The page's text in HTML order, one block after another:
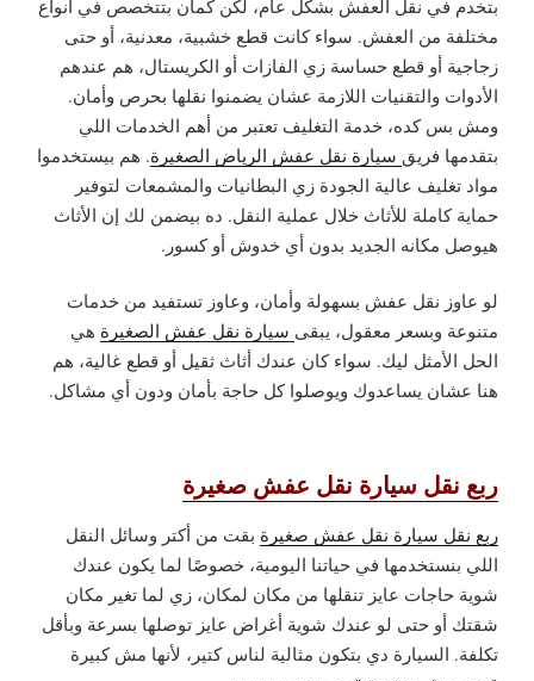
بتخدم في نقل العفش بشكل عام، لكن كمان بتتخصص في أنواع
مختلفة من العفش. سواء كانت قطع خشبية، معدنية، أو حتى
زجاجية أو قطع حساسة زي الفازات أو الكريستال، هم عندهم
الأدوات والتقنيات اللازمة عشان يضمنوا نقلها بحرص وأمان.
ومش بس كده، خدمة التغليف تعتبر من أهم الخدمات اللي
بتقدمها فريق سيارة نقل عفش الرياض الصغيرة. هم بيستخدموا
مواد تغليف عالية الجودة زي البطانيات والمشمعات لتوفير
حماية كاملة للأثاث خلال عملية النقل. ده بيضمن لك إن الأثاث
هيوصل مكانه الجديد بدون أي خدوش أو كسور.
لو عاوز نقل عفش بسهولة وأمان، وعاوز تستفيد من خدمات
متنوعة وبسعر معقول، يبقى سيارة نقل عفش الصغيرة هي
الحل الأمثل ليك. سواء كان عندك أثاث ثقيل أو قطع غالية، هم
هنا عشان يساعدوك ويوصلوا كل حاجة بأمان ودون أي مشاكل.
ربع نقل سيارة نقل عفش صغيرة
ربع نقل سيارة نقل عفش صغيرة بقت من أكتر وسائل النقل
اللي بنستخدمها في حياتنا اليومية، خصوصًا لما يكون عندك
شوية حاجات عايز تنقلها من مكان لمكان، زي لما تغير مكان
شقتك أو حتى لو عندك شوية أغراض عايز توصلها بسرعة وبأقل
تكلفة. السيارة دي بتكون مثالية لناس كتير، لأنها مش كبيرة